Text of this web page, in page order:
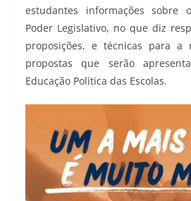
estudantes informações sobre
Poder Legislativo, no que diz
proposições, e técnicas para a
propostas que serão
Educação Política das Escolas.